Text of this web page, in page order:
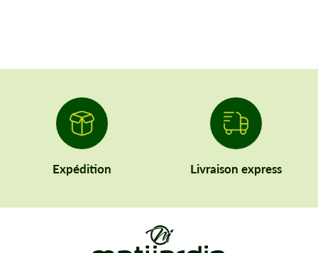
Expédition Livraison express